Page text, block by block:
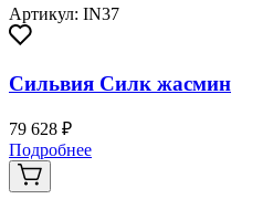
Артикул: IN37
Сильвия Силк жасмин
79 628 ₽
Подробнее